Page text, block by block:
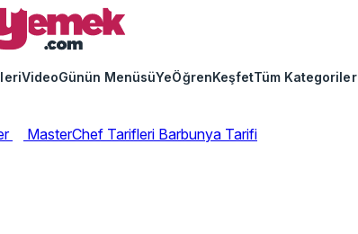
VideoGünün MenüsüYeÖğrenKeşfetTüm Kategoriler
MasterChef Tarifleri Barbunya Tarifi